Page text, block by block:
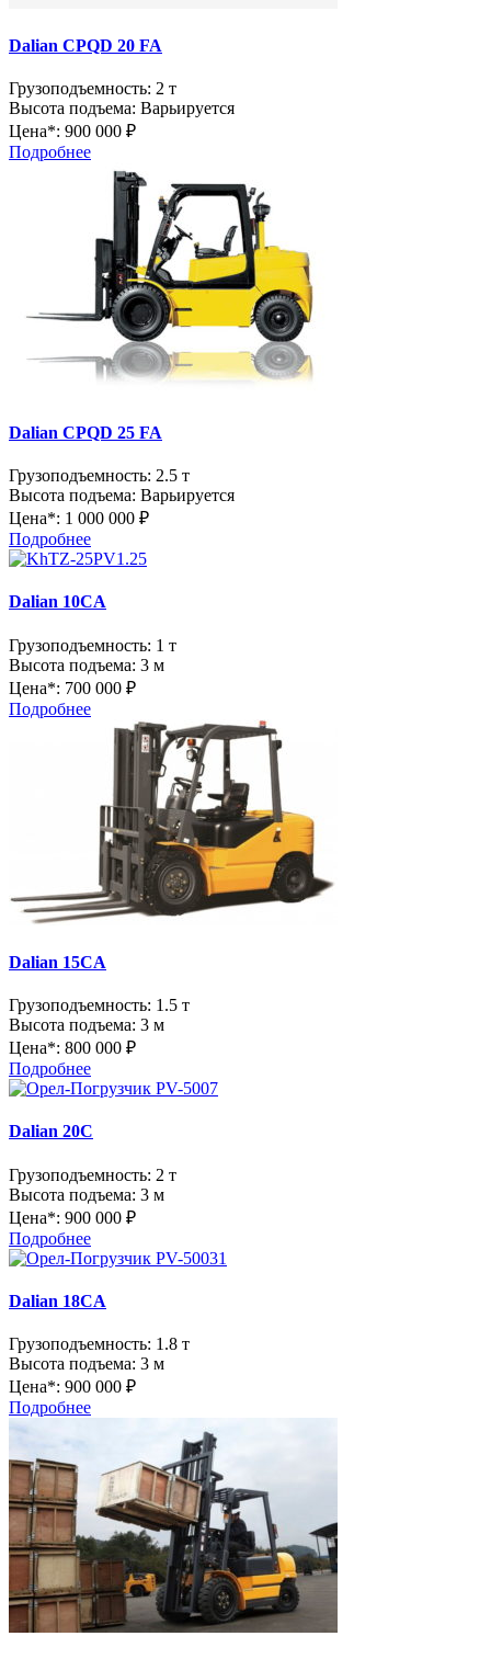
Dalian CPQD 20 FA
Грузоподъемность: 2 т
Высота подъема: Варьируется
Цена*: 900 000 ₽
Подробнее
Dalian CPQD 25 FA
Грузоподъемность: 2.5 т
Высота подъема: Варьируется
Цена*: 1 000 000 ₽
Подробнее
Dalian 10CA
Грузоподъемность: 1 т
Высота подъема: 3 м
Цена*: 700 000 ₽
Подробнее
Dalian 15CA
Грузоподъемность: 1.5 т
Высота подъема: 3 м
Цена*: 800 000 ₽
Подробнее
Dalian 20C
Грузоподъемность: 2 т
Высота подъема: 3 м
Цена*: 900 000 ₽
Подробнее
Dalian 18CA
Грузоподъемность: 1.8 т
Высота подъема: 3 м
Цена*: 900 000 ₽
Подробнее